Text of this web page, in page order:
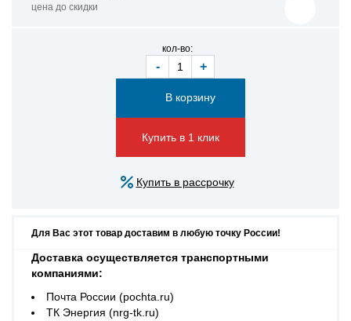
цена до скидки
кол-во:
- +
Купить в 1 клик
Купить в рассрочку
Для Вас этот товар доставим в любую точку России!
Доставка осуществляется транспортными
компаниями:
Почта России (pochta.ru)
ТК Энергия (nrg-tk.ru)